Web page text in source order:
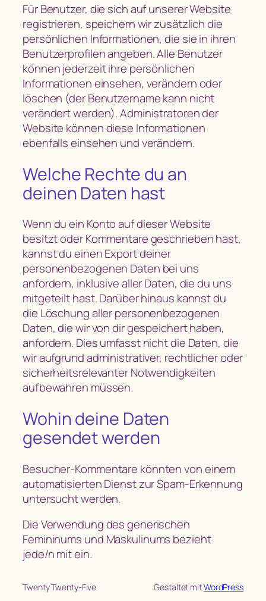
Für Benutzer, die sich auf unserer Website
registrieren, speichern wir zusätzlich die
persönlichen Informationen, die sie in ihren
Benutzerprofilen angeben. Alle Benutzer
können jederzeit ihre persönlichen
Informationen einsehen, verändern oder
löschen (der Benutzername kann nicht
verändert werden). Administratoren der
Website können diese Informationen
ebenfalls einsehen und verändern.
Welche Rechte du an
deinen Daten hast
Wenn du ein Konto auf dieser Website
besitzt oder Kommentare geschrieben hast,
kannst du einen Export deiner
personenbezogenen Daten bei uns
anfordern, inklusive aller Daten, die du uns
mitgeteilt hast. Darüber hinaus kannst du
die Löschung aller personenbezogenen
Daten, die wir von dir gespeichert haben,
anfordern. Dies umfasst nicht die Daten, die
wir aufgrund administrativer, rechtlicher oder
sicherheitsrelevanter Notwendigkeiten
aufbewahren müssen.
Wohin deine Daten
gesendet werden
Besucher-Kommentare könnten von einem
automatisierten Dienst zur Spam-Erkennung
untersucht werden.
Die Verwendung des generischen
Femininums und Maskulinums bezieht
jede/n mit ein.
Twenty Twenty-Five Gestaltet mitWordPress